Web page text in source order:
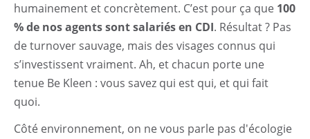
humainement et concrètement. C’est pour ça que 100
% de nos agents sont salariés en CDI. Résultat ? Pas
de turnover sauvage, mais des visages connus qui
s’investissent vraiment. Ah, et chacun porte une
tenue Be Kleen : vous savez qui est qui, et qui fait
quoi.
Côté environnement, on ne vous parle pas d'écologie